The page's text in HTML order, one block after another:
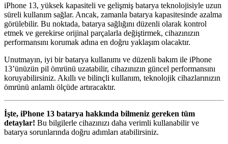
iPhone 13, yüksek kapasiteli ve gelişmiş batarya teknolojisiyle uzun
süreli kullanım sağlar. Ancak, zamanla batarya kapasitesinde azalma
görülebilir. Bu noktada, batarya sağlığını düzenli olarak kontrol
etmek ve gerekirse orijinal parçalarla değiştirmek, cihazınızın
performansını korumak adına en doğru yaklaşım olacaktır.
Unutmayın, iyi bir batarya kullanımı ve düzenli bakım ile iPhone
13’ünüzün pil ömrünü uzatabilir, cihazınızın güncel performansını
koruyabilirsiniz. Akıllı ve bilinçli kullanım, teknolojik cihazlarınızın
ömrünü anlamlı ölçüde artıracaktır.
İşte, iPhone 13 batarya hakkında bilmeniz gereken tüm
detaylar! Bu bilgilerle cihazınızı daha verimli kullanabilir ve
batarya sorunlarında doğru adımları atabilirsiniz.